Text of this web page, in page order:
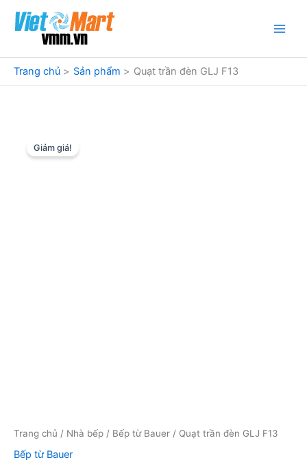
dung
Trang chủ
Sản phẩm Quạt trần đèn GLJ F13
Giảm giá!
Trang chủ / Nhà bếp / Bếp từ Bauer / Quạt trần đèn GLJ F13
Bếp từ Bauer